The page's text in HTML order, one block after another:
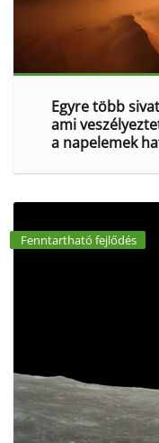
Egyre több
ami
a napelemek
Fenntartható fejlődés